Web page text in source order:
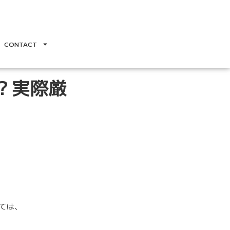
CONTACT
実際厳
、